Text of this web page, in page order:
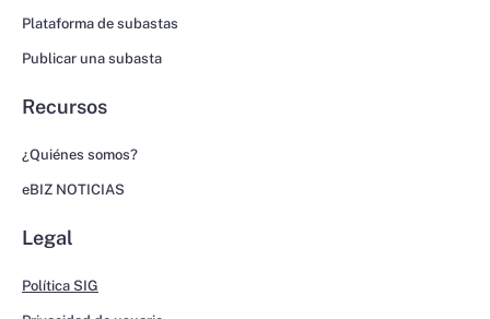
Plataforma de subastas
Publicar una subasta
Recursos
¿Quiénes somos?
eBIZ NOTICIAS
Legal
Política SIG